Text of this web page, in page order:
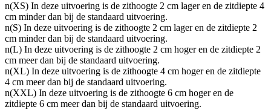
n(XS) In deze uitvoering is de zithoogte 2 cm lager en de zitdiepte 4
cm minder dan bij de standaard uitvoering.
n(S) In deze uitvoering is de zithoogte 2 cm lager en de zitdiepte 2
cm minder dan bij de standaard uitvoering.
n(L) In deze uitvoering is de zithoogte 2 cm hoger en de zitdiepte 2
cm meer dan bij de standaard uitvoering.
n(XL) In deze uitvoering is de zithoogte 4 cm hoger en de zitdiepte
4 cm meer dan bij de standaard uitvoering.
n(XXL) In deze uitvoering is de zithoogte 6 cm hoger en de
zitdiepte 6 cm meer dan bij de standaard uitvoering.